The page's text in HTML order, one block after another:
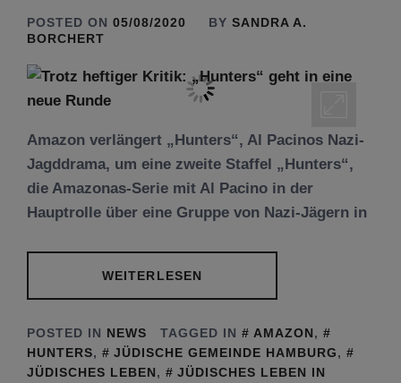
POSTED ON 05/08/2020 BY SANDRA A.
BORCHERT
Amazon verlängert „Hunters“, Al Pacinos Nazi-
Jagddrama, um eine zweite Staffel „Hunters“,
die Amazonas-Serie mit Al Pacino in der
Hauptrolle über eine Gruppe von Nazi-Jägern in
WEITERLESEN
POSTED IN NEWS TAGGED IN AMAZON,
HUNTERS, JÜDISCHE GEMEINDE HAMBURG,
JÜDISCHES LEBEN,
JÜDISCHES LEBEN IN